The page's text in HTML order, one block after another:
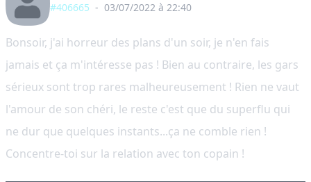
#406665 - 03/07/2022 à 22:40
Bonsoir, j'ai horreur des plans d'un soir, je n'en fais
jamais et ça m'intéresse pas ! Bien au contraire, les gars
sérieux sont trop rares malheureusement ! Rien ne vaut
l'amour de son chéri, le reste c'est que du superflu qui
ne dur que quelques instants...ça ne comble rien !
Concentre-toi sur la relation avec ton copain !